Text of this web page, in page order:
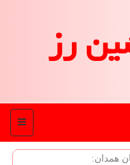
رز
منو
همدان: